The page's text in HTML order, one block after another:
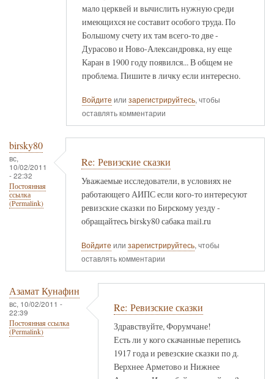
мало церквей и вычислить нужную среди
имеющихся не составит особого труда. По
Большому счету их там всего-то две -
Дурасово и Ново-Александровка, ну еще
Каран в 1900 году появился... В общем не
проблема. Пишите в личку если интересно.
Войдите или зарегистрируйтесь, чтобы
оставлять комментарии
birsky80
вс,
10/02/2011
- 22:32
Постоянная
ссылка
(Permalink)
Re: Ревизские сказки
Уважаемые исследователи, в условиях не
работающего АИПС если кого-то интересуют
ревизские сказки по Бирскому уезду -
обращайтесь birsky80 сабака mail.ru
Войдите или зарегистрируйтесь, чтобы
оставлять комментарии
Азамат Кунафин
вс, 10/02/2011 -
22:39
Постоянная ссылка
(Permalink)
Re: Ревизские сказки
Здравствуйте, Форумчане!
Есть ли у кого скачанные перепись
1917 года и ревезские сказки по д.
Верхнее Арметово и Нижнее